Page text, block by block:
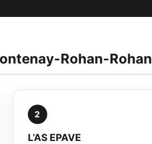
Rohan-Rohan
2
L’AS EPAVE